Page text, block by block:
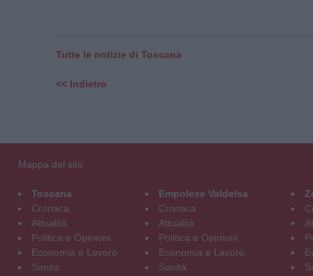
Tutte le notizie di Toscana
<< Indietro
Mappa del sito
Toscana
Cronaca
Attualità
Politica e Opinioni
Economia e Lavoro
Sanità
Empolese Valdelsa
Cronaca
Attualità
Politica e Opinioni
Economia e Lavoro
Sanità